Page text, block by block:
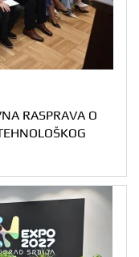
RASPRAVA O